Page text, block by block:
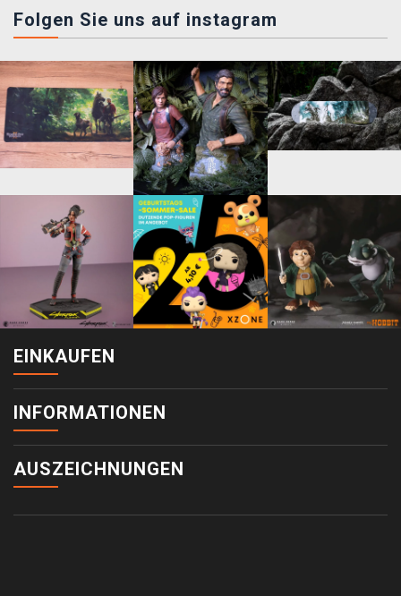
Folgen Sie uns auf instagram
EINKAUFEN
INFORMATIONEN
AUSZEICHNUNGEN